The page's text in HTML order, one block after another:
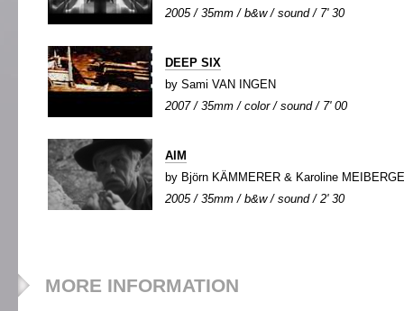
2005 / 35mm / b&w / sound / 7' 30
DEEP SIX
by Sami VAN INGEN
2007 / 35mm / color / sound / 7' 00
AIM
by Björn KÄMMERER & Karoline
2005 / 35mm / b&w / sound / 2' 30
MORE INFORMATION